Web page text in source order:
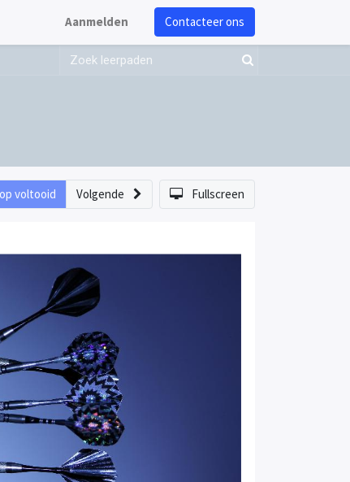
Aanmelden Contacteer ons
voltooid Volgende Fullscreen